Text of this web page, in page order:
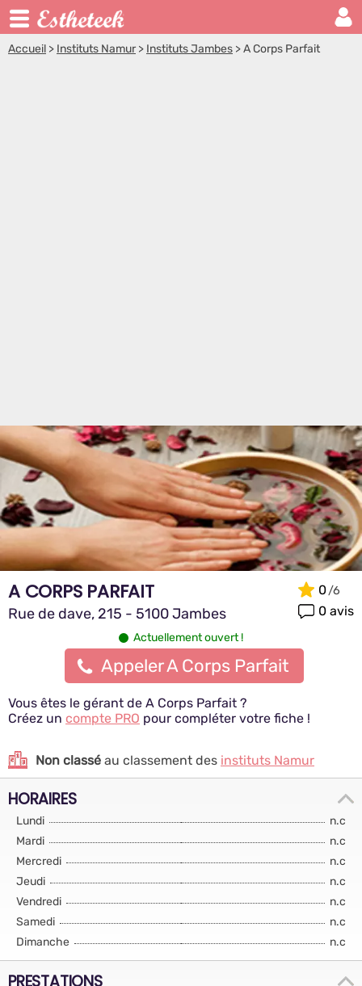
Accueil > Instituts Namur > Instituts Jambes >A Corps Parfait
A CORPS PARFAIT
Rue de dave, 215 - 5100 Jambes
0
0 avis
Actuellement ouvert !
Appeler A Corps Parfait
Vous êtes le gérant de A Corps Parfait ?
Créez un compte PRO pour compléter votre fiche !
Non classé au classement des instituts Namur
HORAIRES
Lundi
n.c
Mardi
n.c
Mercredi
n.c
Jeudi
n.c
Vendredi
n.c
Samedi
n.c
Dimanche
n.c
PRESTATIONS